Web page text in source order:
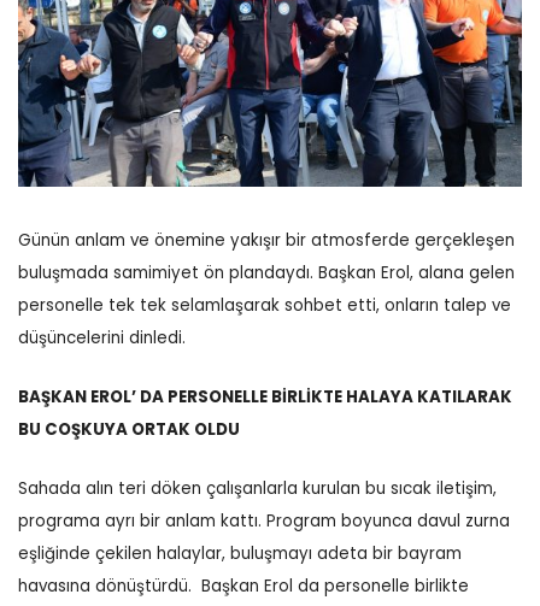
Günün anlam ve önemine yakışır bir atmosferde gerçekleşen
buluşmada samimiyet ön plandaydı. Başkan Erol, alana gelen
personelle tek tek selamlaşarak sohbet etti, onların talep ve
düşüncelerini dinledi.
BAŞKAN EROL’ DA PERSONELLE BİRLİKTE HALAYA KATILARAK
BU COŞKUYA ORTAK OLDU
Sahada alın teri döken çalışanlarla kurulan bu sıcak iletişim,
programa ayrı bir anlam kattı. Program boyunca davul zurna
eşliğinde çekilen halaylar, buluşmayı adeta bir bayram
havasına dönüştürdü. Başkan Erol da personelle birlikte